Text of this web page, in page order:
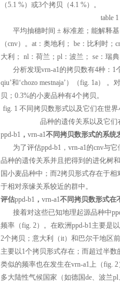
（5.1 %）或3个拷贝（4.1 %）。
table
平均抽穗时间 ± 标准差；能解释基
（cnv）。at：奥地利； be：比利时
大利； nl：荷兰；pl：波兰； se：瑞
分析发现vrn-a1的拷贝数有4种：1
qiu’和‘chozo mestnaja’）（fig. 1a） 。
贝；0.3%的小麦品种有4个拷贝。
fig. 1 不同拷贝数形式以及它们在世
品种的遗传关系以及它们
ppd-b1 ， vrn-a1不同拷贝数形式的系统
为了评估ppd-b1 ， vrn-a1的cnv与
品种的遗传关系并且把得到的进化树
国小麦品种中；而2拷贝形式存在于
于相对亲缘关系较近的群中。
评估ppd-b1 ， vrn-a1不同拷贝数形式在
接着对这些已知地理起源品种中
频率（fig. 2）。在欧洲ppd-b1主要是
2个拷贝；意大利（it）和巴尔干地区
主要以1个拷贝形式存在；而超过半
类似的频率也在发生在vrn-a1上（fig.
多大陆性气候国家（如德国de、波兰